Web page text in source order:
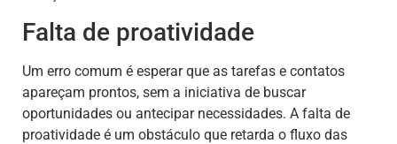
Falta de proatividade
Um erro comum é esperar que as tarefas e contatos
apareçam prontos, sem a iniciativa de buscar
oportunidades ou antecipar necessidades. A falta de
proatividade é um obstáculo que retarda o fluxo das